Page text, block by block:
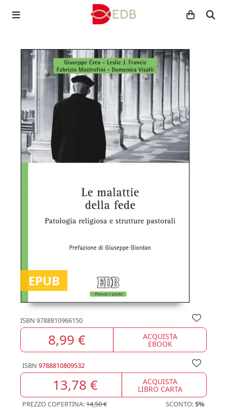
EPUB
ISBN 9788810966150
8,99 € ACQUISTA
EBOOK
ISBN 9788810809532
13,78 € ACQUISTA
LIBRO CARTA
PREZZO COPERTINA:14,50 € SCONTO:5%